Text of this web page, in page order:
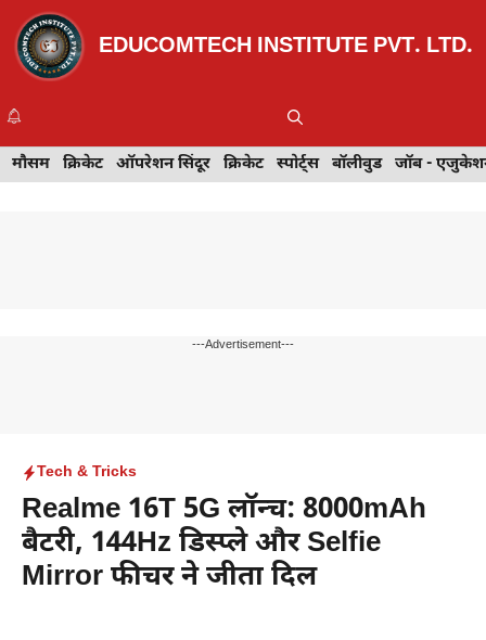
Skip
content
EDUCOMTECH INSTITUTE PVT. LTD.
इवेंट
खेल मेहंदी डिज़ाइन टेक्नोलॉजी ट्रेवल बॉलीवुड जॉब - एजुकेशन
मौसम क्रिकेट ऑपरेशन सिंदूर क्रिकेट स्पोर्ट्स बॉलीवुड जॉब -
---Advertisement---
Tech & Tricks
Realme 16T 5G लॉन्च: 8000mAh
बैटरी, 144Hz डिस्प्ले और Selfie
Mirror फीचर ने जीता दिल